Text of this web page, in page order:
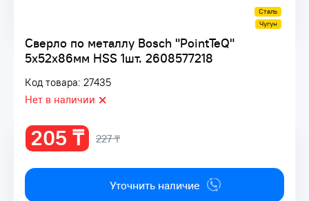
Сверло по металлу Bosch "PointTeQ"
5х52х86мм HSS 1шт. 2608577218
Код товара: 27435
Нет в наличии
Сталь
Чугун
205 ₸ 227 ₸
Уточнить наличие